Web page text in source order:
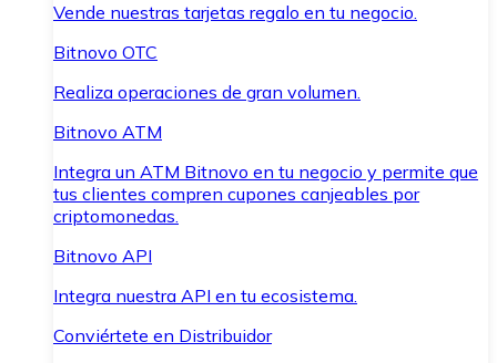
Vende nuestras tarjetas regalo en tu negocio.
Bitnovo OTC
Realiza operaciones de gran volumen.
Bitnovo ATM
Integra un ATM Bitnovo en tu negocio y permite que
tus clientes compren cupones canjeables por
criptomonedas.
Bitnovo API
Integra nuestra API en tu ecosistema.
Conviértete en Distribuidor